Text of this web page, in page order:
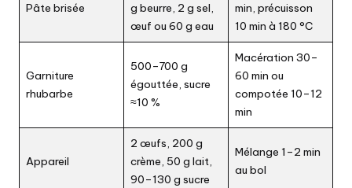
Pâte brisée
g beurre, 2 g sel,
œuf ou 60 g eau
min, précuisson
10 min à 180 °C
Garniture
rhubarbe
500–700 g
égouttée, sucre
≈10 %
Macération 30–
60 min ou
compotée 10–12
min
Appareil
2 œufs, 200 g
crème, 50 g lait,
90–130 g sucre
Mélange 1–2 min
au bol